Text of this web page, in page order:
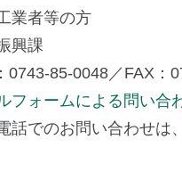
業者等の方
興課
0743-85-0048／FAX：
フォームによる問い合
話でのお問い合わせは